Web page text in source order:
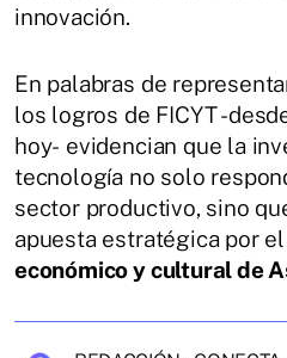
innovación.
En palabras de
los logros de FICYT -
hoy- evidencian que la
tecnología no solo
sector productivo, sino
apuesta estratégica por el
económico y cultural de